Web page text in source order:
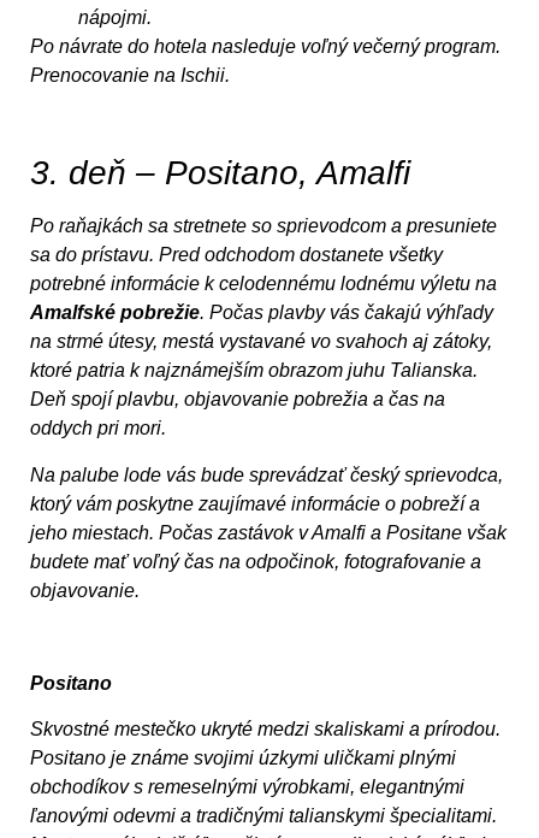
nápojmi.
Po návrate do hotela nasleduje voľný večerný program.
Prenocovanie na Ischii.
3. deň – Positano, Amalfi
Po raňajkách sa stretnete so sprievodcom a presuniete
sa do prístavu. Pred odchodom dostanete všetky
potrebné informácie k celodennému lodnému výletu na
Amalfské pobrežie. Počas plavby vás čakajú výhľady
na strmé útesy, mestá vystavané vo svahoch aj zátoky,
ktoré patria k najznámejším obrazom juhu Talianska.
Deň spojí plavbu, objavovanie pobrežia a čas na
oddych pri mori.
Na palube lode vás bude sprevádzať český sprievodca,
ktorý vám poskytne zaujímavé informácie o pobreží a
jeho miestach. Počas zastávok v Amalfi a Positane však
budete mať voľný čas na odpočinok, fotografovanie a
objavovanie.
Positano
Skvostné mestečko ukryté medzi skaliskami a prírodou.
Positano je známe svojimi úzkymi uličkami plnými
obchodíkov s remeselnými výrobkami, elegantnými
ľanovými odevmi a tradičnými talianskymi špecialitami.